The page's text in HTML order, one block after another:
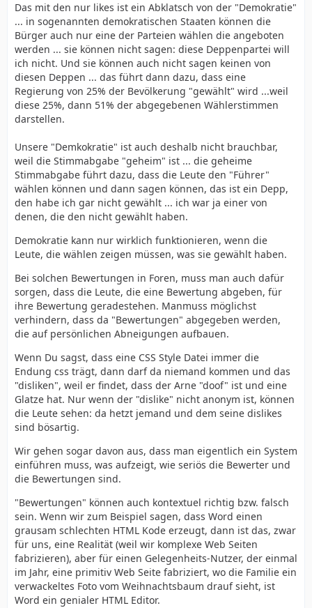
Das mit den nur likes ist ein Abklatsch von der "Demokratie"
... in sogenannten demokratischen Staaten können die
Bürger auch nur eine der Parteien wählen die angeboten
werden ... sie können nicht sagen: diese Deppenpartei will
ich nicht. Und sie können auch nicht sagen keinen von
diesen Deppen ... das führt dann dazu, dass eine
Regierung von 25% der Bevölkerung "gewählt" wird ...weil
diese 25%, dann 51% der abgegebenen Wählerstimmen
darstellen.
Unsere "Demkokratie" ist auch deshalb nicht brauchbar,
weil die Stimmabgabe "geheim" ist ... die geheime
Stimmabgabe führt dazu, dass die Leute den "Führer"
wählen können und dann sagen können, das ist ein Depp,
den habe ich gar nicht gewählt ... ich war ja einer von
denen, die den nicht gewählt haben.
Demokratie kann nur wirklich funktionieren, wenn die
Leute, die wählen zeigen müssen, was sie gewählt haben.
Bei solchen Bewertungen in Foren, muss man auch dafür
sorgen, dass die Leute, die eine Bewertung abgeben, für
ihre Bewertung geradestehen. Manmuss möglichst
verhindern, dass da "Bewertungen" abgegeben werden,
die auf persönlichen Abneigungen aufbauen.
Wenn Du sagst, dass eine CSS Style Datei immer die
Endung css trägt, dann darf da niemand kommen und das
"disliken", weil er findet, dass der Arne "doof" ist und eine
Glatze hat. Nur wenn der "dislike" nicht anonym ist, können
die Leute sehen: da hetzt jemand und dem seine dislikes
sind bösartig.
Wir gehen sogar davon aus, dass man eigentlich ein System
einführen muss, was aufzeigt, wie seriös die Bewerter und
die Bewertungen sind.
"Bewertungen" können auch kontextuel richtig bzw. falsch
sein. Wenn wir zum Beispiel sagen, dass Word einen
grausam schlechten HTML Kode erzeugt, dann ist das, zwar
für uns, eine Realität (weil wir komplexe Web Seiten
fabrizieren), aber für einen Gelegenheits-Nutzer, der einmal
im Jahr, eine primitiv Web Seite fabriziert, wo die Familie ein
verwackeltes Foto vom Weihnachtsbaum drauf sieht, ist
Word ein genialer HTML Editor.